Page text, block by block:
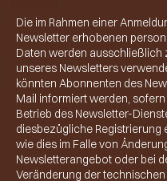
Die im Rahmen einer
Newsletter erhobenen
Daten werden ausschließlich
unseres Newsletters
könnten Abonnenten des
Mail informiert werden,
Betrieb des Newsletter-
diesbezügliche Registrierung
wie dies im Falle von
Newsletterangebot oder bei
Veränderung der technischen